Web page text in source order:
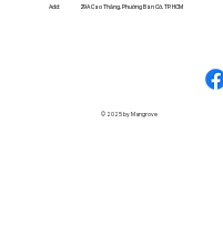
Add:
29A Cao Thắng, Phường Bàn Cờ, TP. HCM
© 2025 by Mangrove